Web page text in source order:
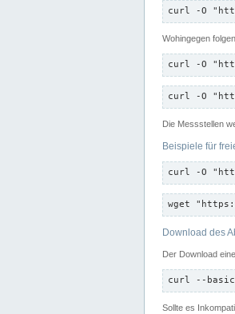
curl -O
Wohingegen
curl -O
curl -O
Die Messstellen
Beispiele für
curl -O
wget
Download des
Der Download
curl --
Sollte es